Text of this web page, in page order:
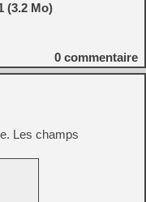
(3.2 Mo)
0 commentaire
Les champs